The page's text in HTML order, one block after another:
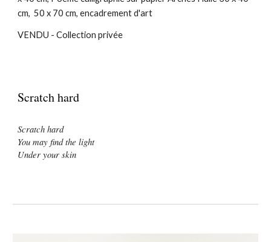
cm, 50 x 70 cm, encadrement d'art
VENDU - Collection privée
Scratch hard
Scratch hard
You may find the light
Under your skin